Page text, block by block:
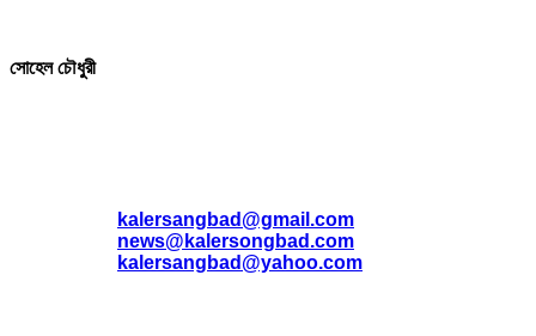
সোহেল চৌধুরী
kalersangbad@gmail.com
news@kalersongbad.com
kalersangbad@yahoo.com